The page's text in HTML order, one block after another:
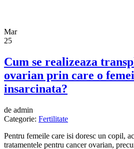
Mar
25
Cum se realizeaza
ovarian prin care o
insarcinata?
de admin
Categorie: Fertilitate
Pentru femeile care isi doresc un copil,
tratamentele pentru cancer ovarian,